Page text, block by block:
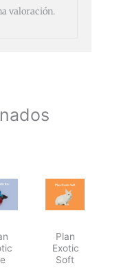
valoración.
Plan
Exotic
Soft